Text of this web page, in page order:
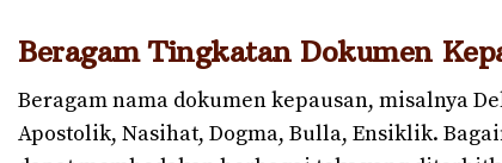
Beragam Tingkatan Dokumen
Beragam nama dokumen kepausan, misalnya
Apostolik, Nasihat, Dogma, Bulla, Ensiklik.